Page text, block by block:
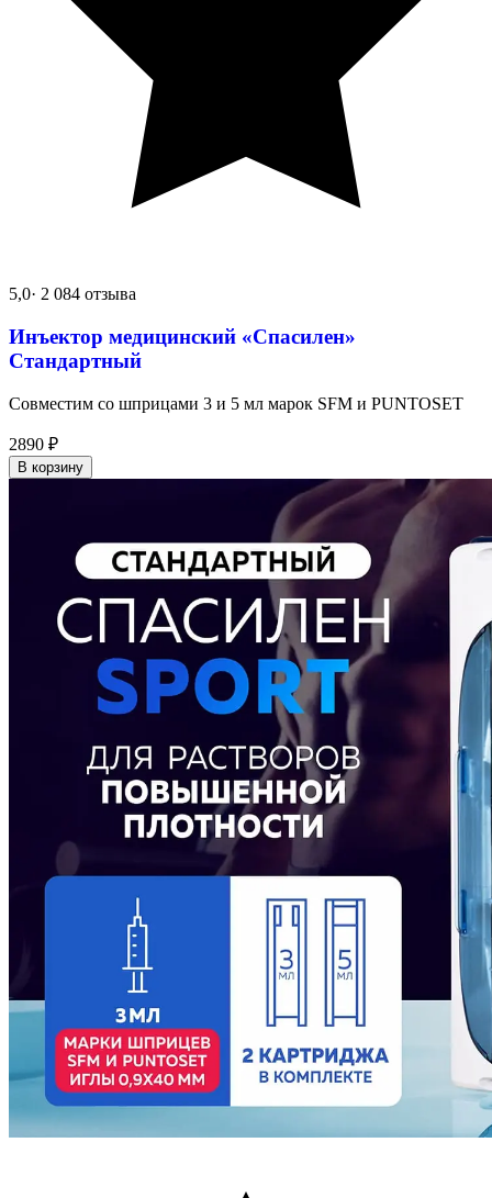
5,0· 2 084 отзыва
Инъектор медицинский «Спасилен»
Стандартный
Совместим со шприцами 3 и 5 мл марок SFM и PUNTOSET
2890 ₽
В корзину